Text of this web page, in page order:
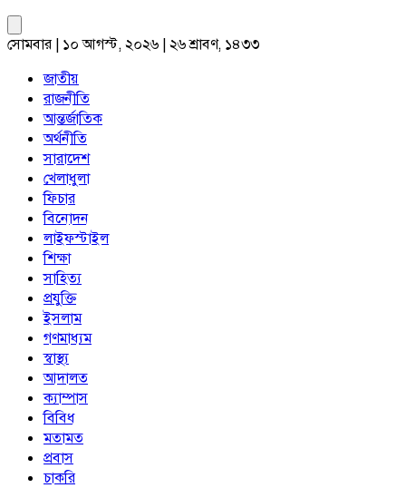
সোমবার | ১০ আগস্ট, ২০২৬ | ২৬ শ্রাবণ, ১৪৩৩
জাতীয়
রাজনীতি
আন্তর্জাতিক
অর্থনীতি
সারাদেশ
খেলাধুলা
ফিচার
বিনোদন
লাইফস্টাইল
শিক্ষা
সাহিত্য
প্রযুক্তি
ইসলাম
গণমাধ্যম
স্বাস্থ্য
আদালত
ক্যাম্পাস
বিবিধ
মতামত
প্রবাস
চাকরি